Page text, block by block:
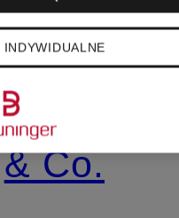
ISLAND
TIFFANY
& Co.
INDYWIDUALNE